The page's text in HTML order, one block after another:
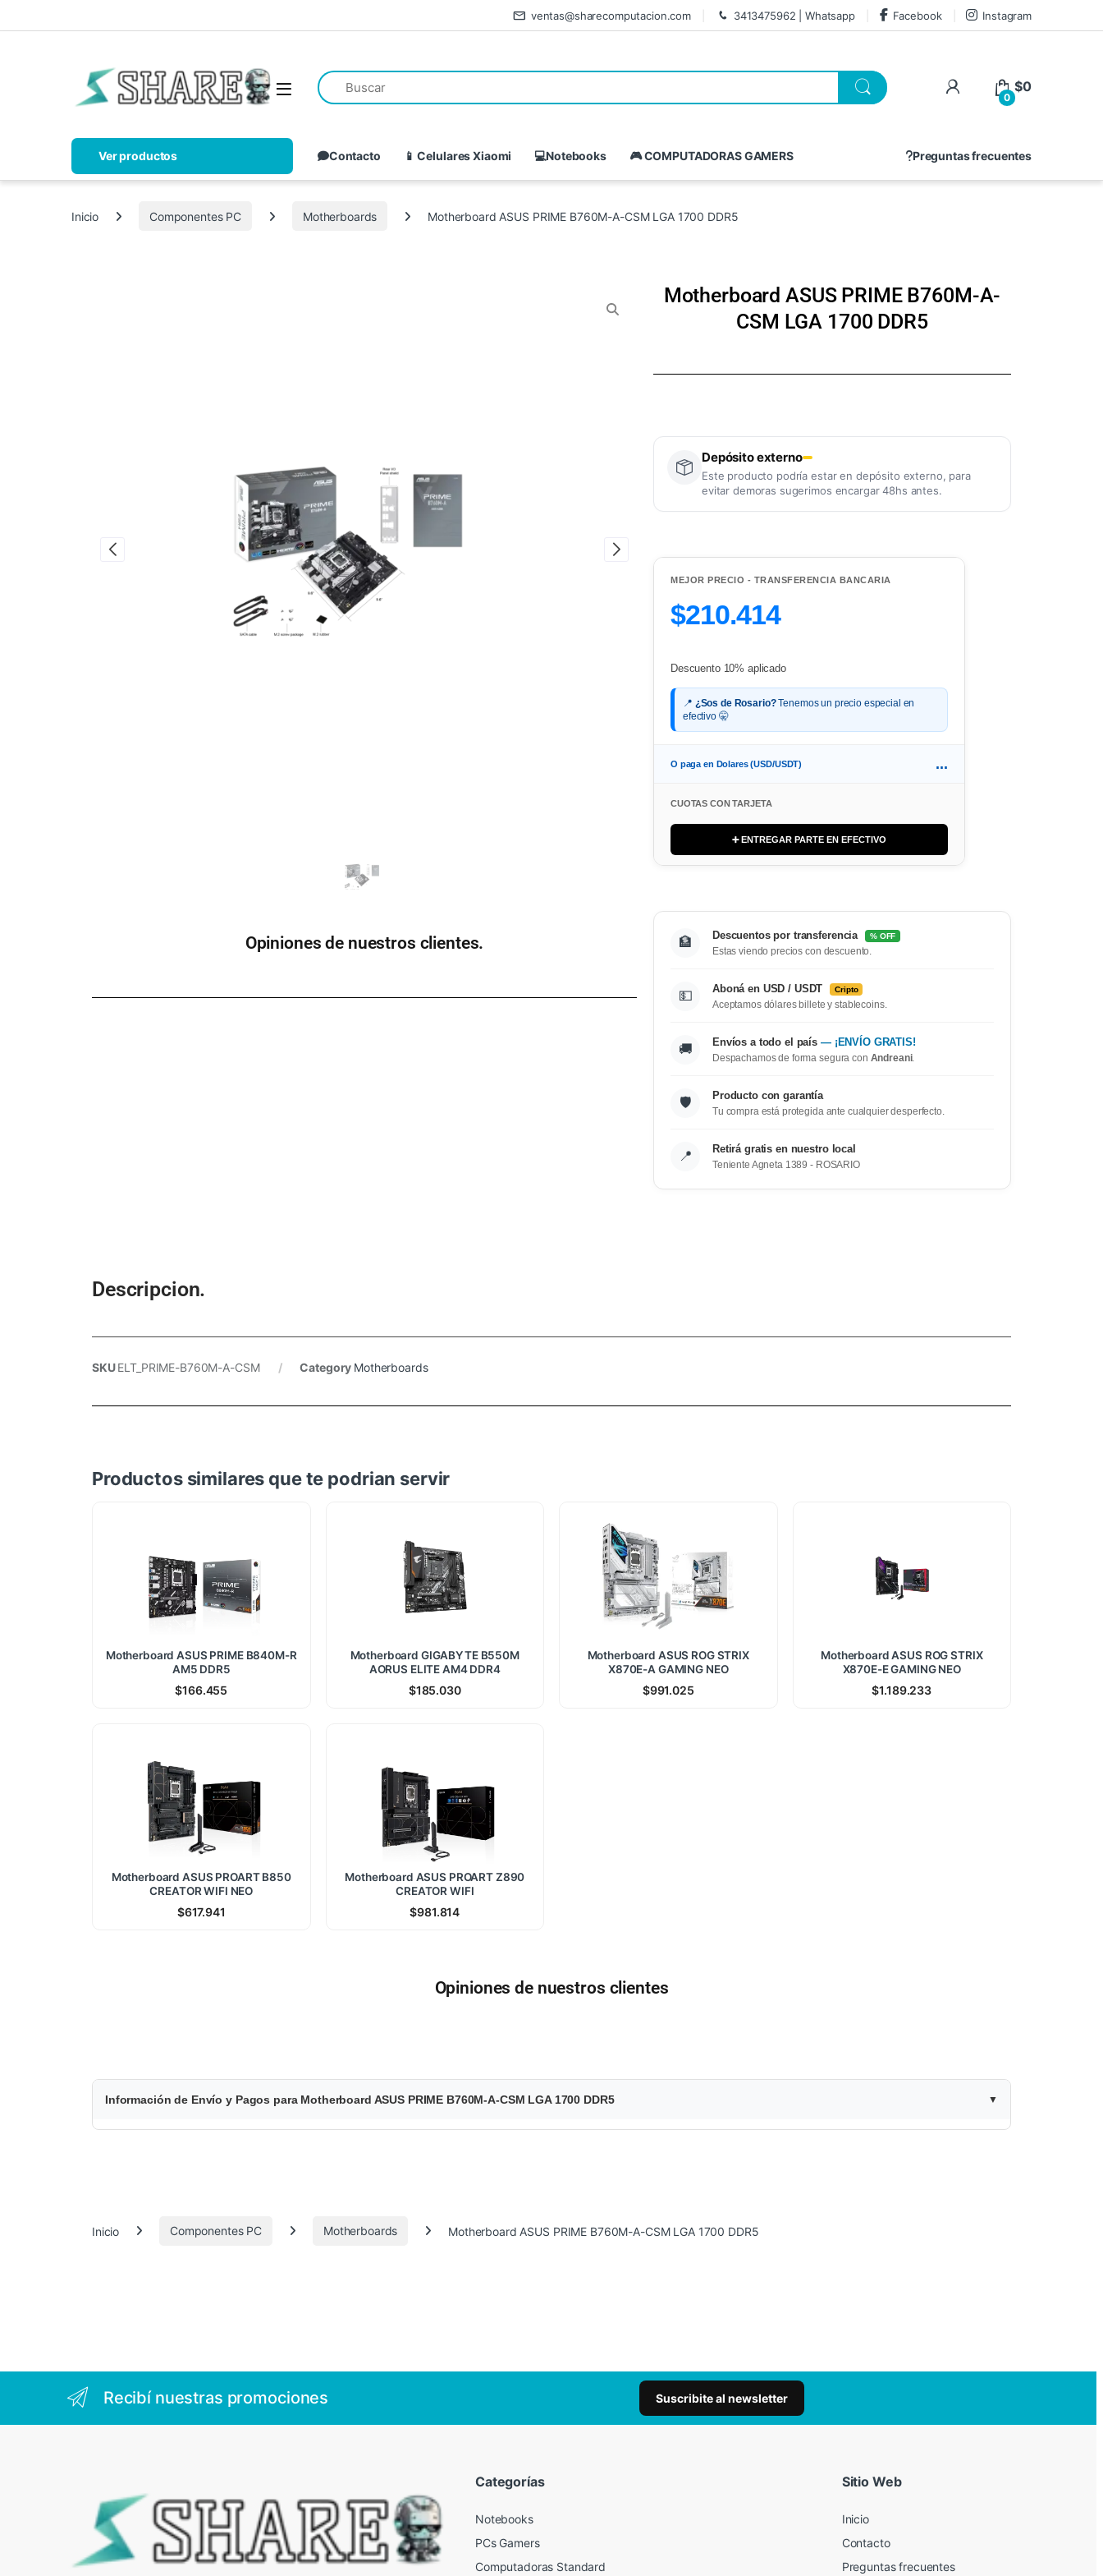
ventas@sharecomputacion.com 3413475962 | Whatsapp Facebook Instagram
0
$0
Ver productos Contacto Preguntas frecuentes
📱 Celulares Xiaomi 💻Notebooks 🎮 COMPUTADORAS GAMERS
Inicio Componentes PC Motherboards Motherboard ASUS PRIME B760M-A-CSM LGA 1700 DDR5
Opiniones de nuestros clientes.
Motherboard ASUS PRIME B760M-A-
CSM LGA 1700 DDR5
Depósito externo
Este producto podría estar en depósito externo, para
evitar demoras sugerimos encargar 48hs antes.
MEJOR PRECIO - TRANSFERENCIA BANCARIA
$210.414
Descuento 10% aplicado
📍 ¿Sos de Rosario?Tenemos un precio especial en
efectivo 🤫
O paga en Dolares (USD/USDT) ...
CUOTAS CON TARJETA
➕ ENTREGAR PARTE EN EFECTIVO
🏦 Descuentos por transferencia % OFF
Estas viendo precios con descuento.
💵 Aboná en USD / USDT Cripto
Aceptamos dólares billete y stablecoins.
🚚 Envíos a todo el país — ¡ENVÍO GRATIS!
Despachamos de forma segura con Andreani.
🛡️ Producto con garantía
Tu compra está protegida ante cualquier desperfecto.
📍 Retirá gratis en nuestro local
Teniente Agneta 1389 - ROSARIO
Descripcion.
SKUELT_PRIME-B760M-A-CSM Category Motherboards
Productos similares que te podrian servir
Motherboard ASUS PRIME B840M-R
AM5 DDR5
$166.455
Motherboard GIGABYTE B550M
AORUS ELITE AM4 DDR4
$185.030
Motherboard ASUS ROG STRIX
X870E-A GAMING NEO
$991.025
Motherboard ASUS ROG STRIX
X870E-E GAMING NEO
$1.189.233
Motherboard ASUS PROART B850
CREATOR WIFI NEO
$617.941
Motherboard ASUS PROART Z890
CREATOR WIFI
$981.814
Opiniones de nuestros clientes
$
2
.
Información de Envío y Pagos para Motherboard ASUS PRIME B760M-A-CSM LGA 1700 DDR5
Inicio Componentes PC Motherboards Motherboard ASUS PRIME B760M-A-CSM LGA 1700 DDR5
Recibí nuestras promociones Suscribite al newsletter
Categorías
Notebooks
PCs Gamers
Computadoras Standard
Sitio Web
Inicio
Contacto
Preguntas frecuentes